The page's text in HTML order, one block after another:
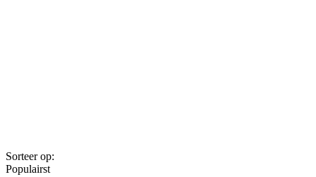
Sorteer op:
Populairst